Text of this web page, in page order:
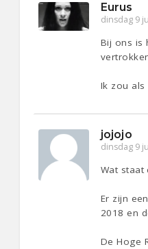
Eurus
dinsdag 9
Bij ons is
Ik zou
jojojo
dinsdag 9
Wat staat
Er zijn
2018 en
De Hoge